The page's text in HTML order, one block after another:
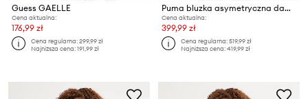
Guess GAELLE
Cena aktualna:
176,99 zł
Cena regularna:299,99 zł
Najniższa cena:191,99 zł
Puma bluzka asymetryczna damska z wiskozą Ahluwalia
Cena aktualna:
399,99 zł
Cena regularna:519,99 zł
Najniższa cena:419,99 zł